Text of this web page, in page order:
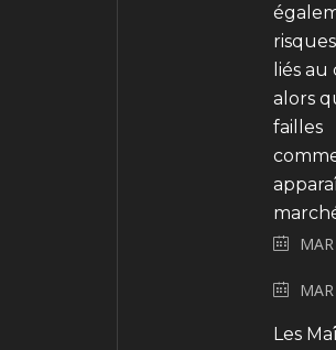
liés
alors
failles
Les